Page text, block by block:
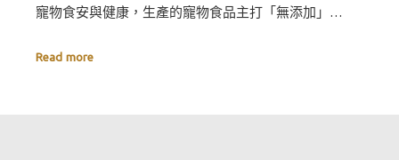
寵物食安與健康，生產的寵物食品主打「無添加」…
Read more